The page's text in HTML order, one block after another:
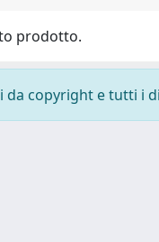
prodotto.
copyright e tutti i